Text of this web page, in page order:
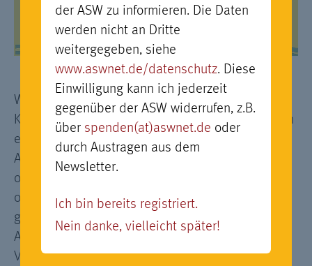
Wer sollte dafür aufkommen, wenn der
Klimawandel Schaden anrichtet? Wenn ein Zyklon
ein Dorf zerstört, wenn Menschen durch den
Anstieg des Meeresspiegels vertrieben werden
oder wenn Ernten ausfallen? Die Antwort ist: wir -
oder besser gesagt, die Industrienationen, die
große Mengen an Treibhausgasen in die
Atmosphäre ausstoßen und das auch in der
Vergangenheit getan haben.
der ASW zu informieren. Die Daten
werden nicht an Dritte
weitergegeben, siehe
www.aswnet.de/datenschutz. Diese
Einwilligung kann ich jederzeit
gegenüber der ASW widerrufen, z.B.
über spenden(at)aswnet.de oder
durch Austragen aus dem
Newsletter.
Ich bin bereits registriert.
Nein danke, vielleicht später!